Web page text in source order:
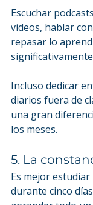
Escuchar
videos, hablar
repasar lo
Incluso dedicar
diarios fuera de
una gran
los meses.
5. La
Es mejor
durante cinco